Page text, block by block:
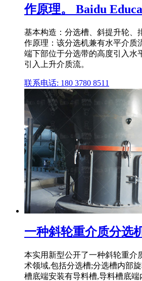
作原理。 Baidu
基本构造：分选槽、斜提升轮、
作原理：该分选机兼有水平介质
端下部位于分选带的高度引入水
引入上升介质流。
联系电话: 180 3780 8511
一种斜轮重介质分选
本实用新型公开了一种斜轮重介
术领域,包括分选槽;分选槽内部
槽底端安装有导料槽,导料槽底